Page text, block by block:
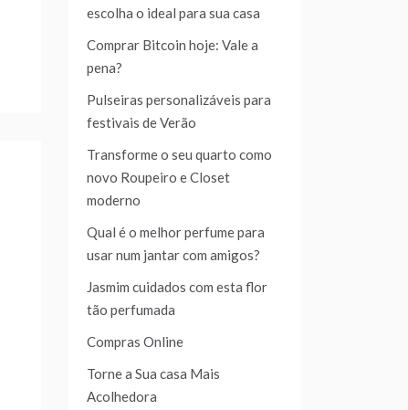
escolha o ideal para sua casa
Comprar Bitcoin hoje: Vale a
pena?
Pulseiras personalizáveis para
festivais de Verão
Transforme o seu quarto como
novo Roupeiro e Closet
moderno
Qual é o melhor perfume para
usar num jantar com amigos?
Jasmim cuidados com esta flor
tão perfumada
Compras Online
Torne a Sua casa Mais
Acolhedora